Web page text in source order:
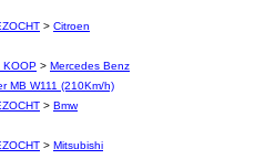
> Citroen
KOOP > Mercedes Benz
MB W111 (210Km/h)
> Bmw
> Mitsubishi